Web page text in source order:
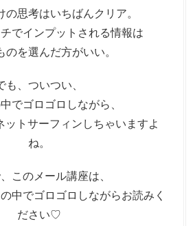
の思考はいちばんクリア。
でインプットされる情報は
のを選んだ方がいい。
も、ついつい、
でゴロゴロしながら、
ットサーフィンしちゃいますよ
ね。
このメール講座は、
中でゴロゴロしながらお読みく
ださい♡